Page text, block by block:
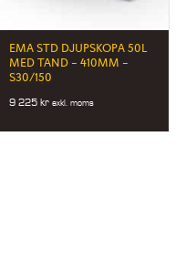
EMA STD DJUPSKOPA 50L
MED TAND – 410MM –
S30/150
9 225 kr exkl. moms